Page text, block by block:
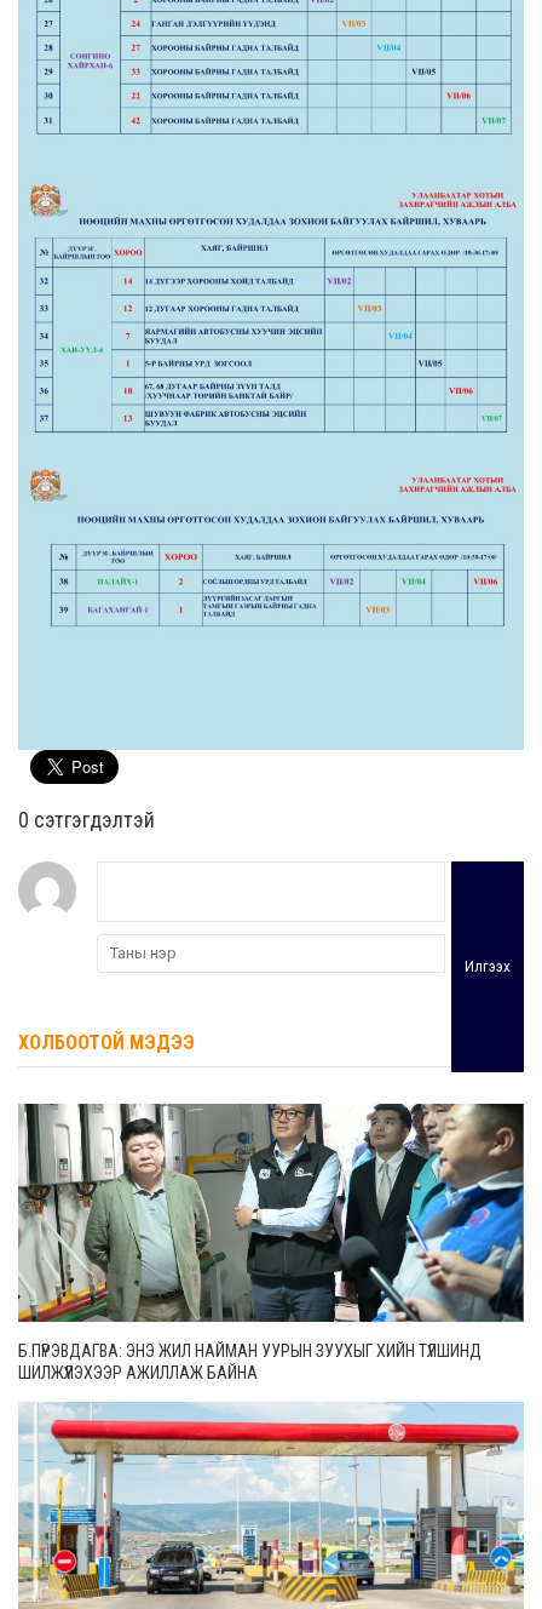
0 cэтгэгдэлтэй
Илгээх
ХОЛБООТОЙ МЭДЭЭ
Б.ПҮРЭВДАГВА: ЭНЭ ЖИЛ НАЙМАН УУРЫН ЗУУХЫГ ХИЙН ТҮЛШИНД
ШИЛЖҮҮЛЭХЭЭР АЖИЛЛАЖ БАЙНА